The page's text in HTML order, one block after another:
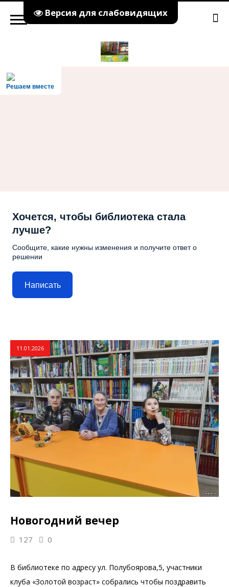
Версия для слабовидящих
Решаем вместе
Хочется, чтобы библиотека стала
лучше?
Сообщите, какие нужны изменения и получите ответ о
решении
Написать
11.01.2026
Новогодний вечер
127 0
В библиотеке по адресу ул. Полубоярова,5, участники
клуба «Золотой возраст» собрались чтобы поздравить